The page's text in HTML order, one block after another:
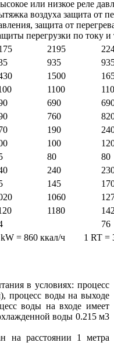
или низкое реле
воздуха защита от
защита от
перегрузки по току и
2195
935
1500
1100
690
760
190
100
80
80
240
145
1060
1180
76
kW = 860 ккал/ч 1 RT =
в условиях: процесс
процесс воды на выходе
воды на входе имеет
воды 0.215 м3
на расстоянии 1 метра